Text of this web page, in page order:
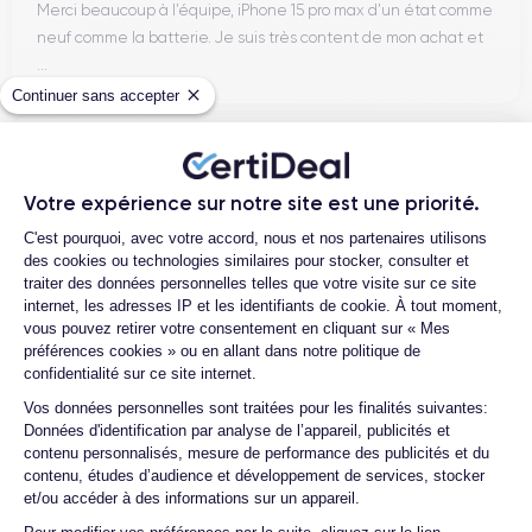
Continuer sans accepter
Votre expérience sur notre site est une priorité.
Plateforme de Gestion du
C'est pourquoi, avec votre accord, nous et nos partenaires utilisons
des cookies ou technologies similaires pour stocker, consulter et
traiter des données personnelles telles que votre visite sur ce site
internet, les adresses IP et les identifiants de cookie. À tout moment,
vous pouvez retirer votre consentement en cliquant sur « Mes
préférences cookies » ou en allant dans notre politique de
confidentialité sur ce site internet.
Vos données personnelles sont traitées pour les finalités suivantes:
Données d'identification par analyse de l’appareil, publicités et
contenu personnalisés, mesure de performance des publicités et du
contenu, études d’audience et développement de services, stocker
et/ou accéder à des informations sur un appareil.
Axeptio consent
Disponible dans plusieurs coloris élégants (Phantom Black,
Les matériaux premium assurent durabilité et confort
Connectivité
Compatible5G,Wi-Fi 6,Bluetooth 5.0etNFC, le Galaxy
S21 Plus est prêt pour une connectivité rapide et stable. Il
prend également en charge leSamsung Pay pour les
paiements sans contact.
Performances et fonctionnalités
Puissance
Propulsé par l’Exynos 2100(gravé en 5 nm) et épaulé par
Merci beaucoup à l’équipe, iPhone 15 pro max d’un état comme
neuf comme la batterie. Je suis très content de mon achat et
Bonne expérience
Ambroise V.
10/07/26
Franchement super content ! J'ai acheté mon iPhone 14 Pro
chez eux et rien à redire, il est nickel. La batterie a été
changée ...